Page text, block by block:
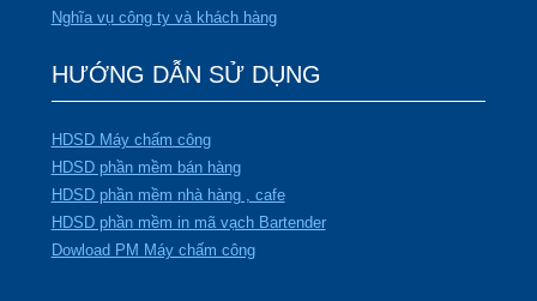
Nghĩa vụ công ty và khách hàng
HƯỚNG DẪN SỬ DỤNG
HDSD Máy chấm công
HDSD phần mềm bán hàng
HDSD phần mềm nhà hàng , cafe
HDSD phần mềm in mã vạch Bartender
Dowload PM Máy chấm công